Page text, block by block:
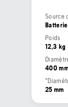
Source
Batterie
Poids
12,3 kg
400
25 mm